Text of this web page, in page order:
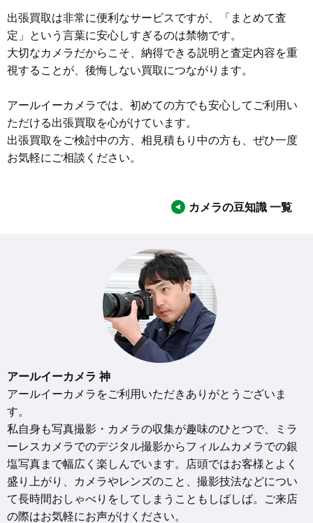
出張買取は非常に便利なサービスですが、「まとめて査
定」という言葉に安心しすぎるのは禁物です。
大切なカメラだからこそ、納得できる説明と査定内容を重
視することが、後悔しない買取につながります。
アールイーカメラでは、初めての方でも安心してご利用い
ただける出張買取を心がけています。
出張買取をご検討中の方、相見積もり中の方も、ぜひ一度
お気軽にご相談ください。
カメラの豆知識 一覧
アールイーカメラ 神
アールイーカメラをご利用いただきありがとうございま
す。
私自身も写真撮影・カメラの収集が趣味のひとつで、ミラ
ーレスカメラでのデジタル撮影からフィルムカメラでの銀
塩写真まで幅広く楽しんでいます。店頭ではお客様とよく
盛り上がり、カメラやレンズのこと、撮影技法などについ
て長時間おしゃべりをしてしまうこともしばしば。ご来店
の際はお気軽にお声がけください。